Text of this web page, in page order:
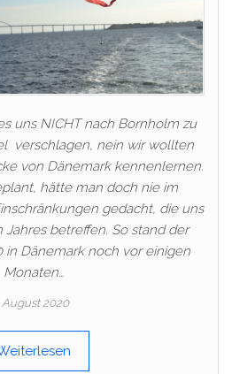
uns NICHT nach Bornholm zu
verschlagen, nein wir wollten
von Dänemark kennenlernen.
hätte man doch nie im
gedacht, die uns
Jahres betreffen. So stand der
in Dänemark noch vor einigen
Monaten…
August 2020